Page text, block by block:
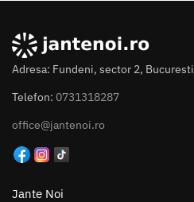
Adresa: Fundeni, sector 2, Bucuresti
Telefon: 0731318287
office@jantenoi.ro
Jante Noi